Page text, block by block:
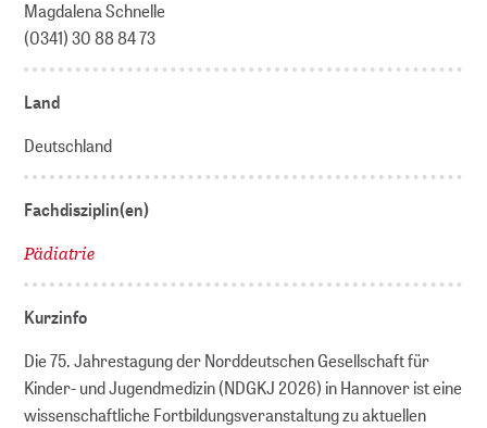
Magdalena Schnelle
(0341) 30 88 84 73
Land
Deutschland
Fachdisziplin(en)
Pädiatrie
Kurzinfo
Die 75. Jahrestagung der Norddeutschen Gesellschaft für
Kinder- und Jugendmedizin (NDGKJ 2026) in Hannover ist eine
wissenschaftliche Fortbildungsveranstaltung zu aktuellen